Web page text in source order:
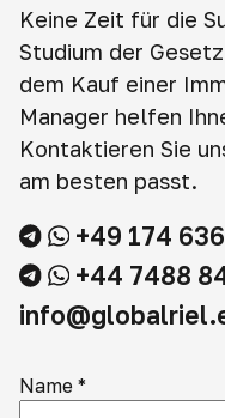
Keine Zeit für die
Studium der
dem Kauf einer
Manager helfen
Kontaktieren Sie
am besten passt.
+49 174
+44 7488
Name *